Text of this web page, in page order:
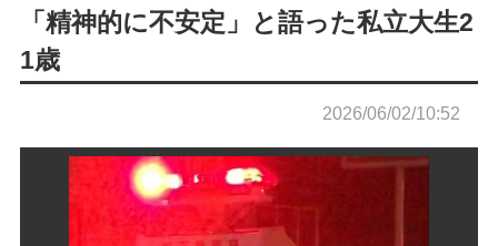
「精神的に不安定」と語った私立大生2
1歳
2026/06/02/10:52